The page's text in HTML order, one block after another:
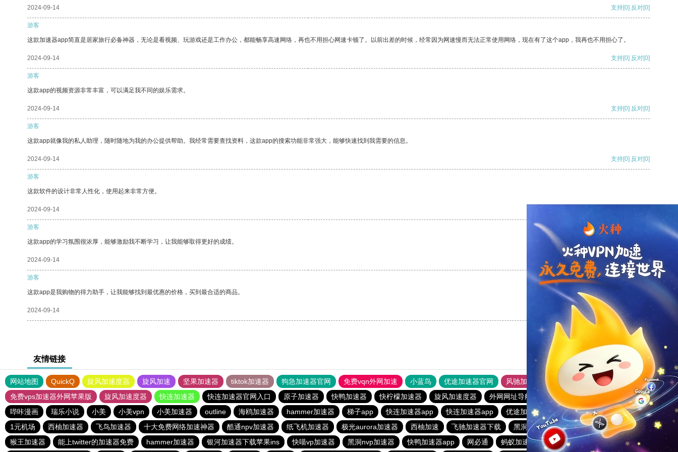
2024-09-14 支持[0] 反对[0]
游客
这款加速器app简直是居家旅行必备神器，无论是看视频、玩游戏还是工作办公，都能畅享高速网络，再也不用担心网速卡顿了。以前出差的时候，经常因为网速慢而无法正常使用网络，现在有了这个app，我再也不用担心了。
2024-09-14 支持[0] 反对[0]
游客
这款app的视频资源非常丰富，可以满足我不同的娱乐需求。
2024-09-14 支持[0] 反对[0]
游客
这款app就像我的私人助理，随时随地为我的办公提供帮助。我经常需要查找资料，这款app的搜索功能非常强大，能够快速找到我需要的信息。
2024-09-14 支持[0] 反对[0]
游客
这款软件的设计非常人性化，使用起来非常方便。
2024-09-14
游客
这款app的学习氛围很浓厚，能够激励我不断学习，让我能够取得更好的成绩。
2024-09-14 支持 [0] 反对 [0]
游客
这款app是我购物的得力助手，让我能够找到最优惠的价格，买到最合适的商品。
2024-09-14 支持
友情链接
网站地图 QuickQ 旋风加速度器 旋风加速 坚果加速器 tiktok加速器 狗急加速器官网 免费vqn外网加速 小蓝鸟 优途加速器官网 风驰加速器
旋风加速器
免费vps加速器外网苹果版
旋风加速度器 快连加速器 快连加速器官网入口 原子加速器 快鸭加速器 快柠檬加速器 旋风加速度器 外网网址导航 软件中心 雷霆加速
狂飙加速器
哔咔漫画
瑞乐小说 小美 小美vpn 小美加速器 outline 海鸥加速器 hammer加速器 梯子app 快连加速器app 快连加速器app 优途加速器app官网
每天试用一小时加速器
1元机场
西柚加速器 飞鸟加速器 十大免费网络加速神器 酷通npv加速器 纸飞机加速器 极光aurora加速器 西柚加速 飞驰加速器下载 黑洞官方加速器 酷通vp加速器
outline
猴王加速器
能上twitter的加速器免费 hammer加速器 银河加速器下载苹果ins 快喵vp加速器 黑洞nvp加速器 快鸭加速器app 网必通 蚂蚁加速npv下载官网ios